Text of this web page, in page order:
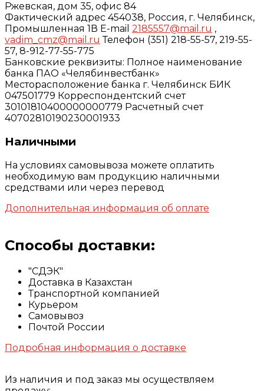
Ржевская, дом 35, офис 84
Фактический адрес 454038, Россия, г. Челябинск,
Промышленная 1В E-mail 2185557@mail.ru ,
vadim_cmz@mail.ru Телефон (351) 218-55-57, 219-55-
57, 8-912-77-55-775
Банковские реквизиты: Полное наименование
банка ПАО «Челябинвестбанк»
Месторасположение банка г. Челябинск БИК
047501779 Корреспондентский счет
30101810400000000779 Расчетный счет
40702810190230001933
Наличными
На условиях самовывоза можете оплатить
необходимую вам продукцию наличными
средствами или через перевод
Дополнительная информация об оплате
Способы доставки:
"СДЭК"
Доставка в Казахстан
Транспортной компанией
Курьером
Самовывоз
Почтой России
Подробная информация о доставке
Из наличия и под заказ мы осуществляем